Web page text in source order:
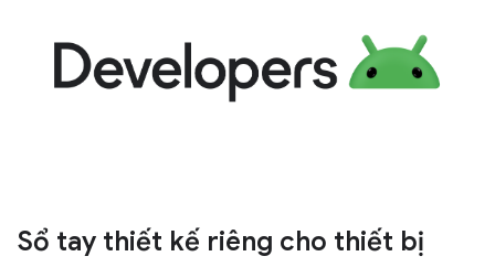
Sổ tay thiết kế riêng cho thiết bị